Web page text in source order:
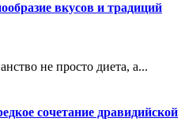
вкусов и традиций
не просто диета, а...
сочетание дравидийской